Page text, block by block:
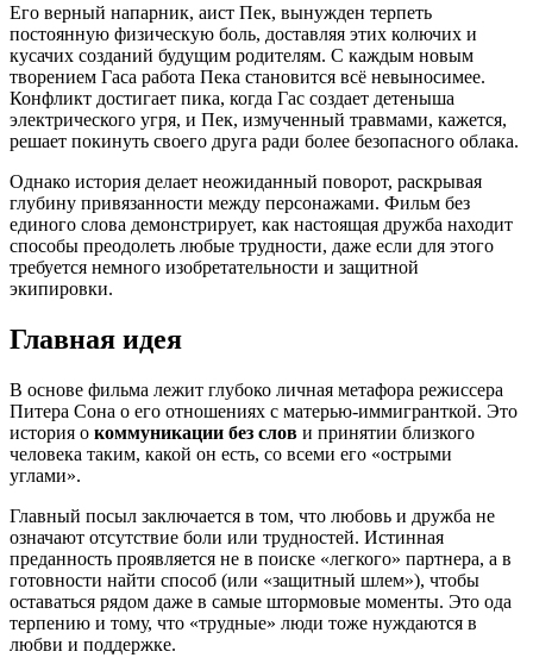
Его верный напарник, аист Пек, вынужден терпеть
постоянную физическую боль, доставляя этих колючих и
кусачих созданий будущим родителям. С каждым новым
творением Гаса работа Пека становится всё невыносимее.
Конфликт достигает пика, когда Гас создает детеныша
электрического угря, и Пек, измученный травмами, кажется,
решает покинуть своего друга ради более безопасного облака.
Однако история делает неожиданный поворот, раскрывая
глубину привязанности между персонажами. Фильм без
единого слова демонстрирует, как настоящая дружба находит
способы преодолеть любые трудности, даже если для этого
требуется немного изобретательности и защитной
экипировки.
Главная идея
В основе фильма лежит глубоко личная метафора режиссера
Питера Сона о его отношениях с матерью-иммигранткой. Это
история о коммуникации без слов и принятии близкого
человека таким, какой он есть, со всеми его «острыми
углами».
Главный посыл заключается в том, что любовь и дружба не
означают отсутствие боли или трудностей. Истинная
преданность проявляется не в поиске «легкого» партнера, а в
готовности найти способ (или «защитный шлем»), чтобы
оставаться рядом даже в самые штормовые моменты. Это ода
терпению и тому, что «трудные» люди тоже нуждаются в
любви и поддержке.